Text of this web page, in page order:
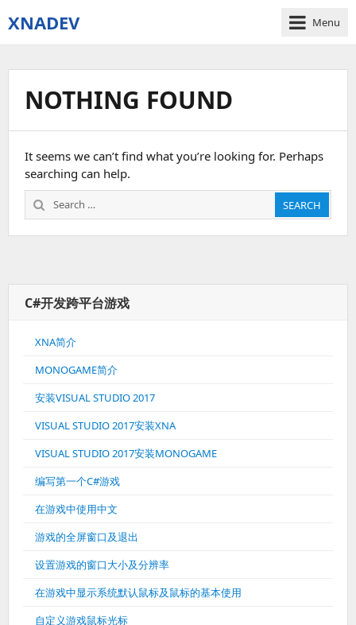
XNADEV Menu
NOTHING FOUND
It seems we can’t find what you’re looking for. Perhaps
searching can help.
Search
for:
SEARCH
C#开发跨平台游戏
XNA简介
MONOGAME简介
安装VISUAL STUDIO 2017
VISUAL STUDIO 2017安装XNA
VISUAL STUDIO 2017安装MONOGAME
编写第一个C#游戏
在游戏中使用中文
游戏的全屏窗口及退出
设置游戏的窗口大小及分辨率
在游戏中显示系统默认鼠标及鼠标的基本使用
自定义游戏鼠标光标